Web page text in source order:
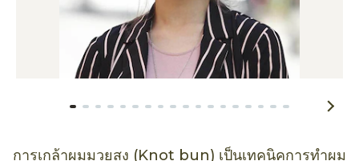
การเกล้าผมมวยสูง (Knot bun) เป็นเทคนิคการทำผม